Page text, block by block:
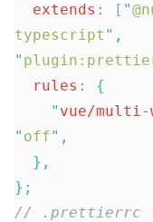
  extends
: [ "
typescript " ,
" plugin:prettier/
  rules
:
{
    "
vue/multi-
" off" ,
  },
};
// .prettierrc